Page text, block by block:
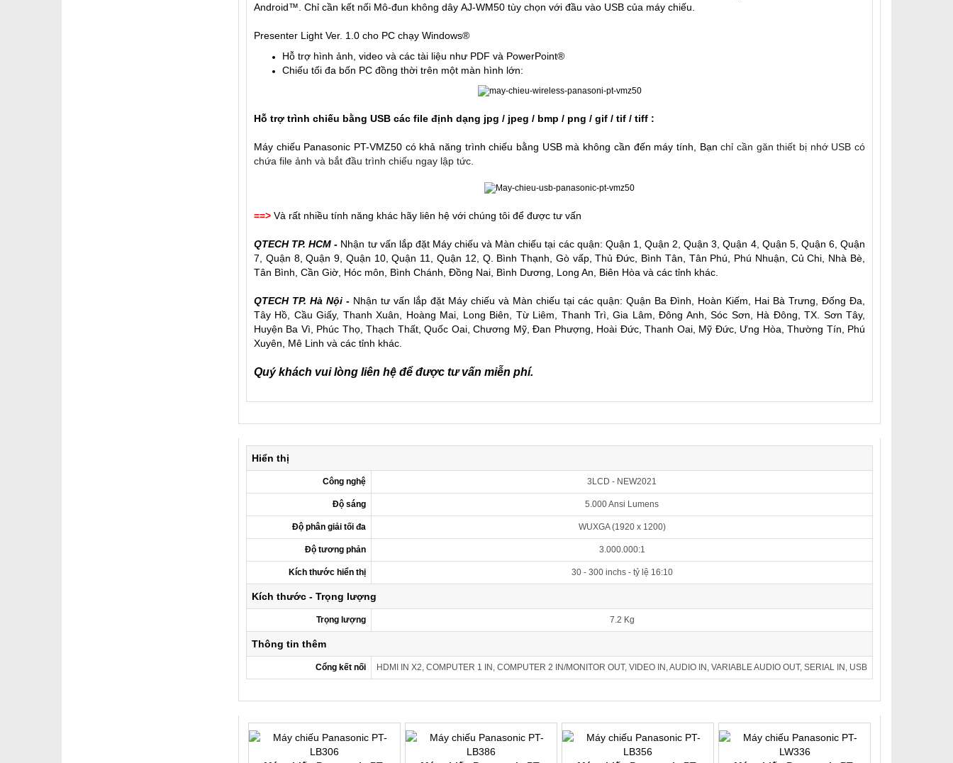
Android™. Chỉ cần kết nối Mô-đun không dây AJ-WM50 tùy chọn với đầu vào USB của máy chiếu.
Presenter Light Ver. 1.0 cho PC chạy Windows®
Hỗ trợ hình ảnh, video và các tài liệu như PDF và PowerPoint®
Chiếu tối đa bốn PC đồng thời trên một màn hình lớn:
Hỗ trợ trình chiếu bằng USB các file định dạng jpg / jpeg / bmp / png / gif / tif / tiff :
Máy chiếu Panasonic PT-VMZ50 có khả năng trình chiếu bằng USB mà không cần đến máy tính, Bạnchỉ cần găn thiết bị nhớ USB có
chứa file ảnh và bắt đầu trình chiếu ngay lập tức.
==> Và rất nhiều tính năng khác hãy liên hệ với chúng tôi để được tư vấn
QTECH TP. HCM - Nhận tư vấn lắp đặt Máy chiếu và Màn chiếu tại các quận: Quận 1, Quận 2, Quận 3, Quận 4, Quận 5, Quận 6, Quận
7, Quận 8, Quận 9, Quận 10, Quận 11, Quận 12, Q. Bình Thạnh, Gò vấp, Thủ Đức, Bình Tân, Tân Phú, Phú Nhuận, Củ Chi, Nhà Bè,
Tân Bình, Cần Giờ, Hóc môn, Bình Chánh, Đồng Nai, Bình Dương, Long An, Biên Hòa và các tỉnh khác.
QTECH TP. Hà Nội - Nhận tư vấn lắp đặt Máy chiếu và Màn chiếu tại các quận: Quận Ba Đình, Hoàn Kiếm, Hai Bà Trưng, Đống Đa,
Tây Hồ, Cầu Giấy, Thanh Xuân, Hoàng Mai, Long Biên, Từ Liêm, Thanh Trì, Gia Lâm, Đông Anh, Sóc Sơn, Hà Đông, TX. Sơn Tây,
Huyện Ba Vì, Phúc Thọ, Thạch Thất, Quốc Oai, Chương Mỹ, Đan Phượng, Hoài Đức, Thanh Oai, Mỹ Đức, Ưng Hòa, Thường Tín, Phú
Xuyên, Mê Linh và các tỉnh khác.
Quý khách vui lòng liên hệ để được tư vấn miễn phí.
Hiển thị
Công nghệ 3LCD - NEW2021
Độ sáng 5.000 Ansi Lumens
Độ phân giải tối đa WUXGA (1920 x 1200)
Độ tương phản 3.000.000:1
Kích thước hiển thị 30 - 300 inchs - tỷ lệ 16:10
Kích thước - Trọng lượng
Trọng lượng 7.2 Kg
Thông tin thêm
Cổng kết nối HDMI IN X2, COMPUTER 1 IN, COMPUTER 2 IN/MONITOR OUT, VIDEO IN, AUDIO IN, VARIABLE AUDIO OUT, SERIAL IN, USB